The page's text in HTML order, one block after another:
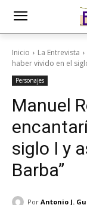
Inicio La Entrevista
haber vivido en el
Personajes
Manuel
siglo I y
Barba”
Por Antonio J.